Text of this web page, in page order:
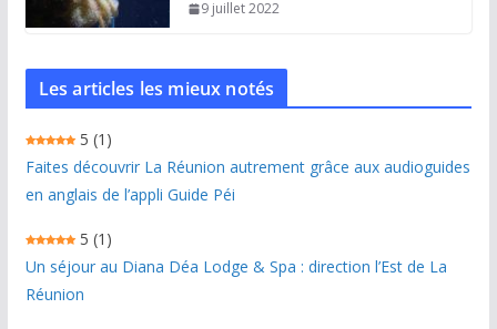
9 juillet 2022
Les articles les mieux notés
5 (1)
Faites découvrir La Réunion autrement grâce aux audioguides
en anglais de l’appli Guide Péi
5 (1)
Un séjour au Diana Déa Lodge & Spa : direction l’Est de La
Réunion